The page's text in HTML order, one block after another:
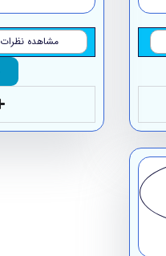
مشاهده نظرات